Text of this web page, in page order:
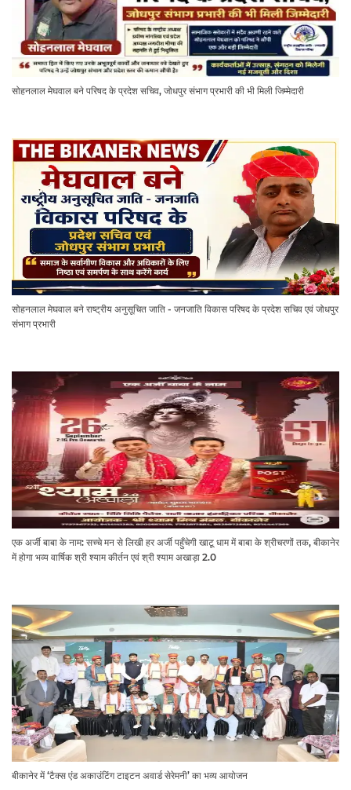
सोहनलाल मेघवाल बने परिषद के प्रदेश सचिव, जोधपुर संभाग प्रभारी की भी मिली जिम्मेदारी
सोहनलाल मेघवाल बने राष्ट्रीय अनुसूचित जाति - जनजाति विकास परिषद के प्रदेश सचिव एवं जोधपुर
संभाग प्रभारी
एक अर्जी बाबा के नाम: सच्चे मन से लिखी हर अर्जी पहुँचेगी खाटू धाम में बाबा के श्रीचरणों तक, बीकानेर
में होगा भव्य वार्षिक श्री श्याम कीर्तन एवं श्री श्याम अखाड़ा 2.0
बीकानेर में ‘टैक्स एंड अकाउंटिंग टाइटन अवार्ड सेरेमनी’ का भव्य आयोजन